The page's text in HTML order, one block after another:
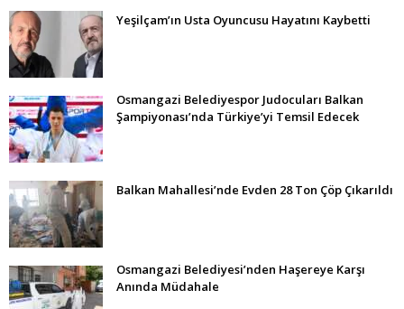
Yeşilçam’ın Usta Oyuncusu Hayatını Kaybetti
Osmangazi Belediyespor Judocuları Balkan
Şampiyonası’nda Türkiye’yi Temsil Edecek
Balkan Mahallesi’nde Evden 28 Ton Çöp Çıkarıldı
Osmangazi Belediyesi’nden Haşereye Karşı
Anında Müdahale